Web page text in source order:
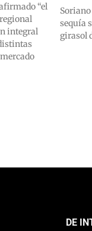
“el
integral
sequía
girasol
DE